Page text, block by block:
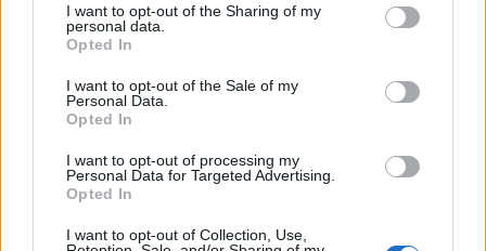
I want to opt-out of the Sharing of my
personal data.
Opted In
I want to opt-out of the Sale of my
Personal Data.
Opted In
I want to opt-out of processing my
Personal Data for Targeted Advertising.
Opted In
I want to opt-out of Collection, Use,
Najbolj brano
kanalizacije na območju Penšek v Florjanu
(VIDEO) "Mislil sem, da je konec": Lastnik
velenjske picerije o padcu s padalom na
Za posledicami prometne nesreče umrl 95-letni
kolesar
omenjeni družini policija doslej še nikoli ni
posredovala